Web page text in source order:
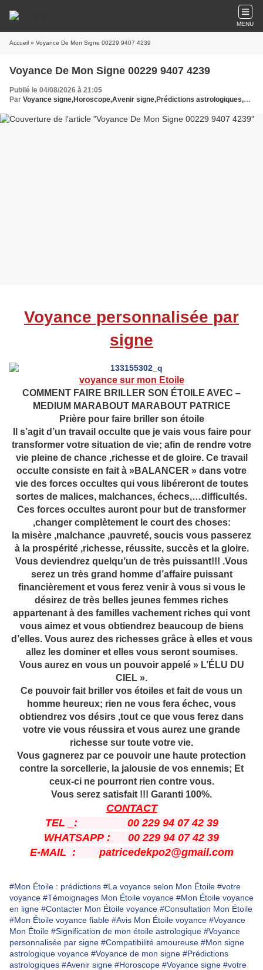
MENU
Accueil » Voyance De Mon Signe 00229 9407 4239
Voyance De Mon Signe 00229 9407 4239
Publié le 04/08/2026 à 21:05
Par Voyance signe,Horoscope,Avenir signe,Prédictions astrologiques,Voyance de mon signe,
Voyance personnalisée par
signe
voyance sur mon Etoile
COMMENT FAIRE BRILLER SON ÉTOILE AVEC –
MEDIUM MARABOUT MARABOUT PATRICE
Prière pour faire briller son étoile
Il s’agit d’un travail occulte que je vais vous faire pour
transformer votre situation de vie; afin de rendre votre
vie pleine de chance ,richesse et de gloire. Ce travail
occulte consiste en fait à »BALANCER » dans votre
vie des forces occultes qui vous libéreront de toutes
sortes de malices, malchances, échecs,…difficultés.
Ces forces occultes auront pour but de transformer
,changer complètement le court des choses:
la misère ,malchance ,pauvreté, soucis vous passerez
à la prospérité ,richesse, réussite, succès et la gloire.
Vous deviendrez quelqu’un de très puissant!!! .Vous
serez un très grand homme d’affaire puissant
financièrement et vous ferez venir à vous si vous le
désirez de très belles jeunes femmes riches
appartenant à des familles vachement riches qui vont
vous aimez et vous obtiendrez beaucoup de biens
d’elles. Vous aurez des richesses grâce à elles et vous
allez les dominer et elles vous seront soumises.
Vous aurez en vous un pouvoir appelé » L’ÉLU DU
CIEL ».
Ce pouvoir fait briller vos étoiles et fait de vous un
homme heureux; rien ne vous fera échec, vous
obtiendrez vos désirs ,tout ce que vous ferez dans
votre vie vous réussira et vous aurez une grande
richesse sur toute votre vie.
Vous gagnerez par ce pouvoir une haute protection
contre la sorcellerie, la jalousie de vos ennemis; Et
ceux-ci ne pourront rien contre vous.
Vous serez satisfait !!! Garanti 100%.
CONTACT
TEL _: 00 229 94 07 42 39
WHATSAPP : 00 229 94 07 42 39
E-MAIL : patricedekpo2@gmail.com
#Mon Étoile : prédictions #La voyance selon Mon Étoile #votre
voyance #Témoignages Mon Étoile voyance #Mon Étoile voyance
en ligne #Contacter Mon Étoile voyance #Consultation Mon Étoile
#Mon Étoile voyance fiable #Avis Mon Étoile voyance #Voyance
Mon Étoile #Signification de mon étoile astrologique #Voyance
personnalisée par signe #Compatibilité amoureuse #Mon signe
astrologique voyance #Voyance de mon signe #Prédictions
astrologiques #Avenir signe #Horoscope #Voyance signe #votre